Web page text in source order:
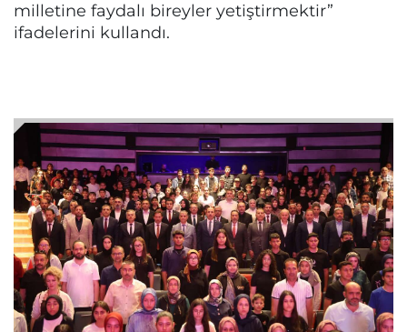
milletine faydalı bireyler yetiştirmektir”
ifadelerini kullandı.